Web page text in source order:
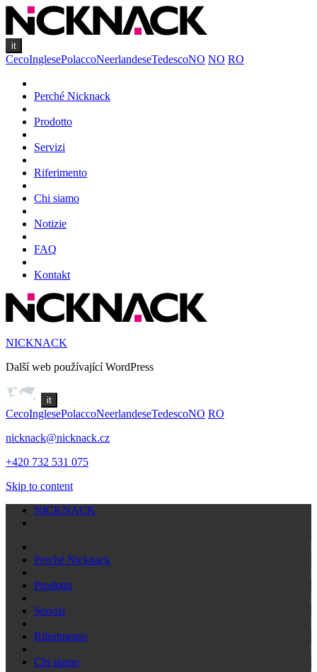
it
CecoInglesePolaccoNeerlandeseTedescoNO NO RO
Perché Nicknack
Prodotto
Servizi
Riferimento
Chi siamo
Notizie
FAQ
Kontakt
NICKNACK
Další web používající WordPress
it
CecoInglesePolaccoNeerlandeseTedescoNO RO
nicknack@nicknack.cz
+420 732 531 075
Skip to content
NICKNACK
Perché Nicknack
Prodotto
Servizi
Riferimento
Chi siamo